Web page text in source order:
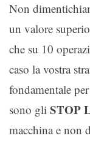
Non
un valore
che su 10
caso la vostra
fondamentale
sono gli STOP
macchina e non